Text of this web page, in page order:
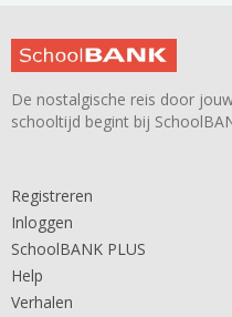
De nostalgische reis door
schooltijd begint bij
Registreren
Inloggen
SchoolBANK PLUS
Help
Verhalen